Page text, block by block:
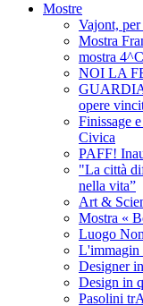
Mostre
Vajont,
Mostra
mostra
NOI LA
opere
Finissage
Civica
PAFF!
"La città
nella vita”
Art &
Mostra «
Luogo
L'immagin
Designer
Design in
Pasolini